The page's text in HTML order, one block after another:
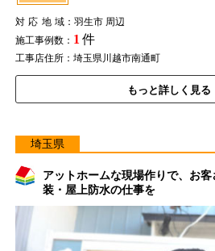
対応地域：羽生市 周辺
施工事例数： 1 件
工事店住所：埼玉県川越市南通町
もっと詳しく見る
埼玉県
アットホームな現場作りで、お
装・屋上防水の仕事を